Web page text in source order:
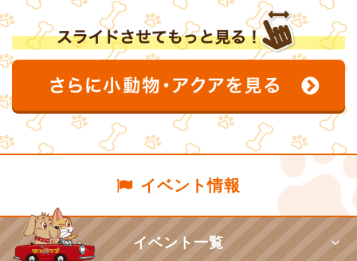
イベント情報
イベント一覧